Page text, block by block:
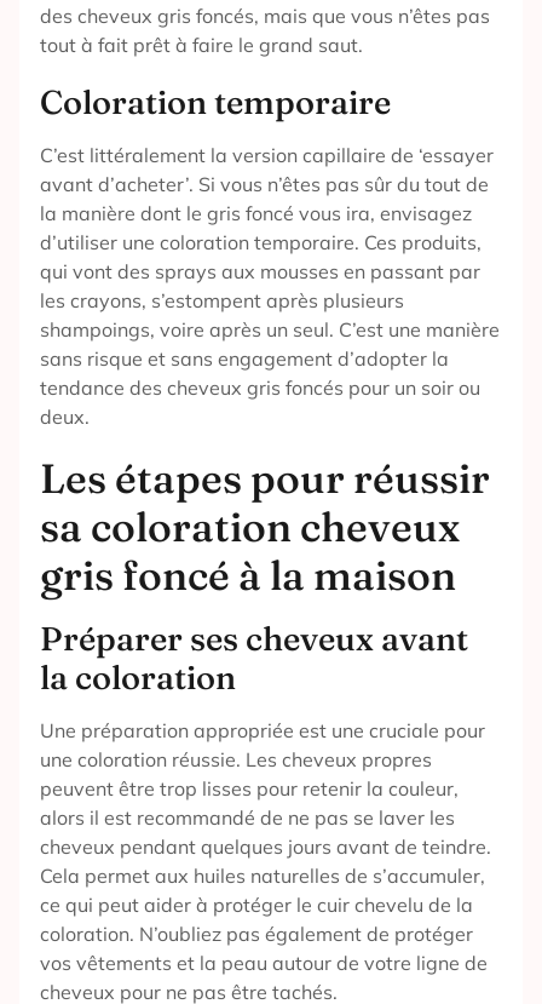
des cheveux gris foncés, mais que vous n’êtes pas
tout à fait prêt à faire le grand saut.
Coloration temporaire
C’est littéralement la version capillaire de ‘essayer
avant d’acheter’. Si vous n’êtes pas sûr du tout de
la manière dont le gris foncé vous ira, envisagez
d’utiliser une coloration temporaire. Ces produits,
qui vont des sprays aux mousses en passant par
les crayons, s’estompent après plusieurs
shampoings, voire après un seul. C’est une manière
sans risque et sans engagement d’adopter la
tendance des cheveux gris foncés pour un soir ou
deux.
Les étapes pour réussir
sa coloration cheveux
gris foncé à la maison
Préparer ses cheveux avant
la coloration
Une préparation appropriée est une cruciale pour
une coloration réussie. Les cheveux propres
peuvent être trop lisses pour retenir la couleur,
alors il est recommandé de ne pas se laver les
cheveux pendant quelques jours avant de teindre.
Cela permet aux huiles naturelles de s’accumuler,
ce qui peut aider à protéger le cuir chevelu de la
coloration. N’oubliez pas également de protéger
vos vêtements et la peau autour de votre ligne de
cheveux pour ne pas être tachés.